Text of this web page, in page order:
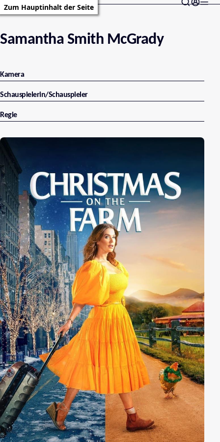
Zum Hauptinhalt der Seite
Samantha Smith McGrady
Kamera
Schauspielerin/Schauspieler
Regie